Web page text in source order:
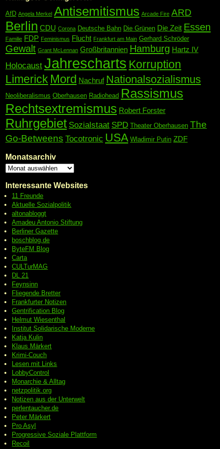
AfD Angela Merkel Antisemitismus Arcade Fire ARD
Berlin CDU Corona Deutsche Bahn Die Grünen Die Zeit Essen
Familie FDP Feminismus Flucht Frankfurt am Main Gerhard Schröder
Gewalt Grant McLennan Großbritannien Hamburg Hartz IV
Holocaust Jahrescharts Korruption
Limerick Mord Nachruf Nationalsozialismus
Neoliberalismus Oberhausen Radiohead Rassismus
Rechtsextremismus Robert Forster
Ruhrgebiet Sozialstaat SPD Theater Oberhausen The
Go-Betweens Tocotronic USA Wladimir Putin ZDF
Monatsarchiv
Interessante Websites
11 Freunde
Aktuelle Sozialpolitik
altonabloggt
Amadeu Antonio Stiftung
Berliner Gazette
boschblog.de
ByteFM Blog
Carta
CULTurMAG
DL 21
Feynsinn
Fliegende Bretter
Frankfurter Notizen
Gentrification Blog
Helmut Wiesenthal
Institut Solidarische Moderne
Katja Kulin
Klaus Märkert
Krimi-Couch
Lesen mit Links
LobbyControl
Monarchie & Alltag
netzpolitik.org
Notizen aus der Unterwelt
perlentaucher.de
Peter Märkert
Pro Asyl
ProgressiveSoziale Plattform
Recoil